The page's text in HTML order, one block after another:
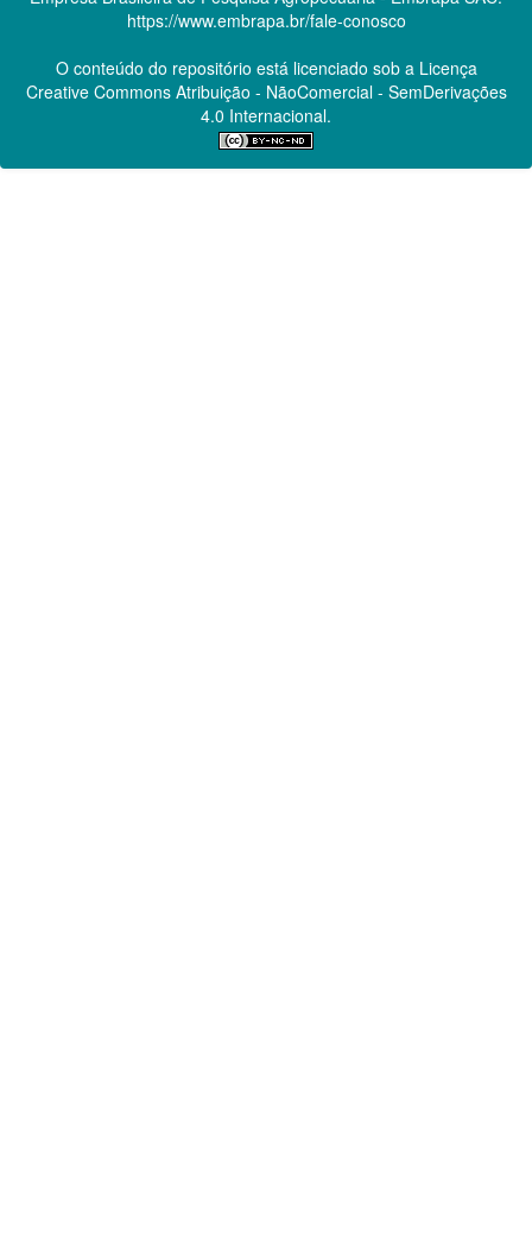
https://www.embrapa.br/fale-conosco
O conteúdo do repositório está licenciado sob a Licença
Creative CommonsAtribuição - NãoComercial - SemDerivações
4.0 Internacional.